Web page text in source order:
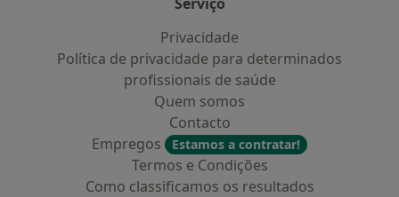
Privacidade
Política de privacidade para determinados
profissionais de saúde
Quem somos
Contacto
Empregos
Estamos a contratar!
Termos e Condições
Como classificamos os resultados